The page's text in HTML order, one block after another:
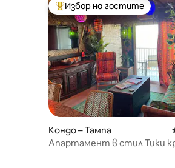
Най-популярен избор на
Избор на гостите
Кондо – Тампа
Апартамент в стил Тики